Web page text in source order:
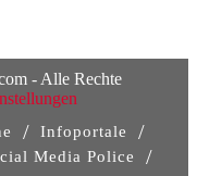
- Alle Rechte
/ Infoportale /
Media Police /